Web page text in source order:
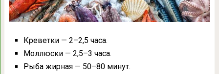
Креветки — 2–2,5 часа.
Моллюски — 2,5–3 часа.
Рыба жирная — 50–80 минут.